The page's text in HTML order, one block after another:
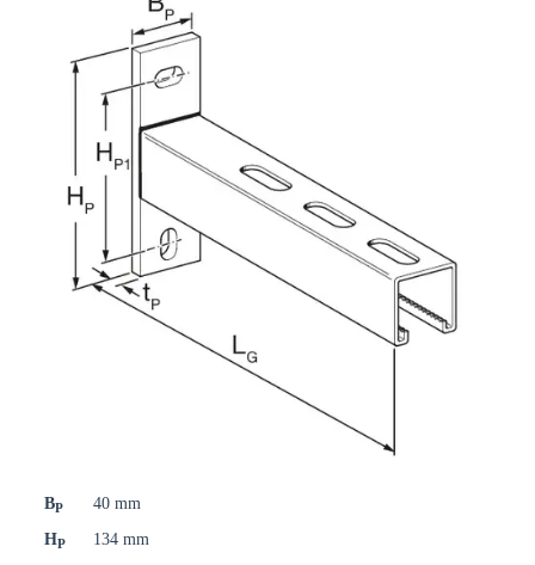
BP
40 mm
HP
134 mm